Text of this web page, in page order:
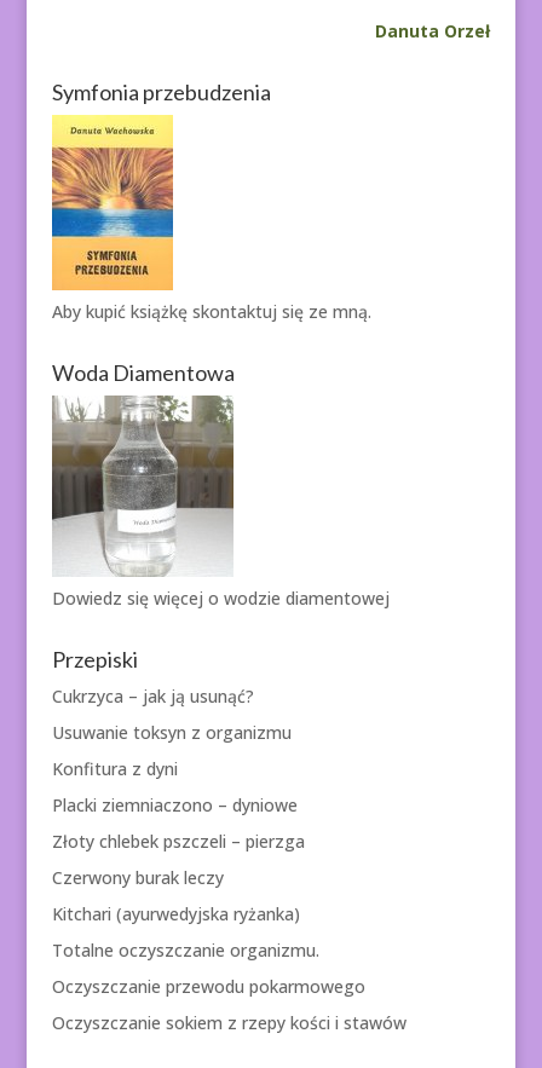
Danuta Orzeł
Symfonia przebudzenia
Aby kupić książkę skontaktuj się ze mną.
Woda Diamentowa
Dowiedz się więcej o wodzie diamentowej
Przepiski
Cukrzyca – jak ją usunąć?
Usuwanie toksyn z organizmu
Konfitura z dyni
Placki ziemniaczono – dyniowe
Złoty chlebek pszczeli – pierzga
Czerwony burak leczy
Kitchari (ayurwedyjska ryżanka)
Totalne oczyszczanie organizmu.
Oczyszczanie przewodu pokarmowego
Oczyszczanie sokiem z rzepy kości i stawów